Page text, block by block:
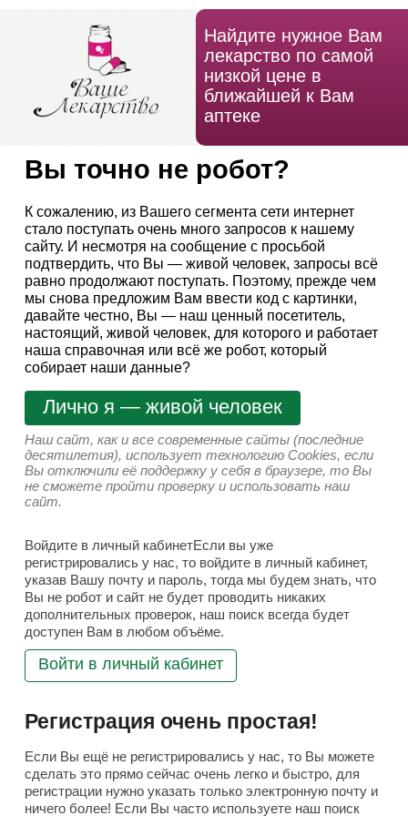
Найдите нужное Вам
лекарство по самой
низкой цене в
ближайшей к Вам
аптеке
Вы точно не робот?
К сожалению, из Вашего сегмента сети интернет
стало поступать очень много запросов к нашему
сайту. И несмотря на сообщение с просьбой
подтвердить, что Вы — живой человек, запросы всё
равно продолжают поступать. Поэтому, прежде чем
мы снова предложим Вам ввести код с картинки,
давайте честно, Вы — наш ценный посетитель,
настоящий, живой человек, для которого и работает
наша справочная или всё же робот, который
собирает наши данные?
Лично я — живой человек
Наш сайт, как и все современные сайты (последние
десятилетия), использует технологию Cookies, если
Вы отключили её поддержку у себя в браузере, то Вы
не сможете пройти проверку и использовать наш
сайт.
Войдите в личный кабинетЕсли вы уже
регистрировались у нас, то войдите в личный кабинет,
указав Вашу почту и пароль, тогда мы будем знать, что
Вы не робот и сайт не будет проводить никаких
дополнительных проверок, наш поиск всегда будет
доступен Вам в любом объёме.
Войти в личный кабинет
Регистрация очень простая!
Если Вы ещё не регистрировались у нас, то Вы можете
сделать это прямо сейчас очень легко и быстро, для
регистрации нужно указать только электронную почту и
ничего более! Если Вы часто используете наш поиск